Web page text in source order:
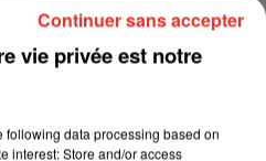
vie privée est notre
following data processing based on
interest: Store and/or access
Continuer sans accepter